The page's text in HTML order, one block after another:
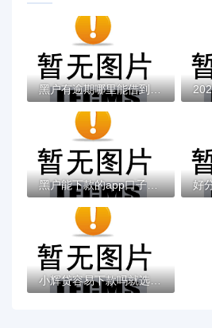
黑户有逾期哪里能借到钱啊急用！看这5个黑户...
黑户能下款的app口子有哪些？今天带来10款黑...
小辉贷容易下款吗就选这7个4千元黑户无条件...